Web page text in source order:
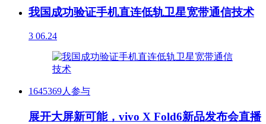
我国成功验证手机直连低轨卫星宽带通信技术
3 06.24
1645369人参与
展开大屏新可能，vivo X Fold6新品发布会直播